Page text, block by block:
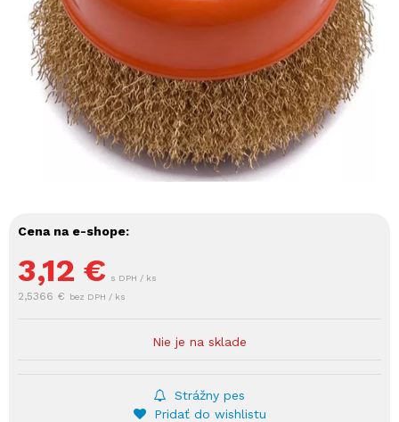
Cena na e-shope:
3,12 € s DPH / ks
2,5366 € bez DPH / ks
Nie je na sklade
Strážny pes
Pridať do wishlistu